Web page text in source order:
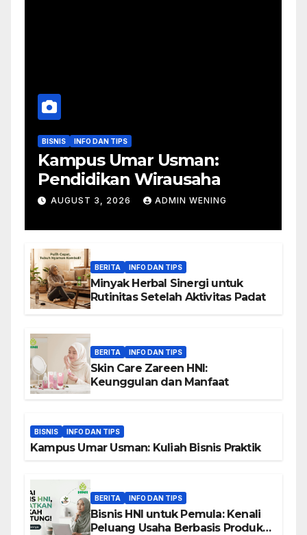
BISNIS INFO DAN TIPS
Kampus Umar Usman:
Pendidikan Wirausaha
AUGUST 3, 2026 ADMIN WENING
BERITA INFO DAN TIPS
Minyak Herbal Sinergi untuk
Rutinitas Setelah Aktivitas Padat
BERITA INFO DAN TIPS
Skin Care Zareen HNI:
Keunggulan dan Manfaat
BISNIS INFO DAN TIPS
Kampus Umar Usman: Kuliah Bisnis Praktik
BERITA INFO DAN TIPS
Bisnis HNI untuk Pemula: Kenali
Peluang Usaha Berbasis Produk,